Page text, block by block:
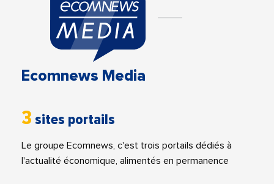
Ecomnews Media
3 sites portails
Le groupe Ecomnews, c'est trois portails dédiés à
l'actualité économique, alimentés en permanence